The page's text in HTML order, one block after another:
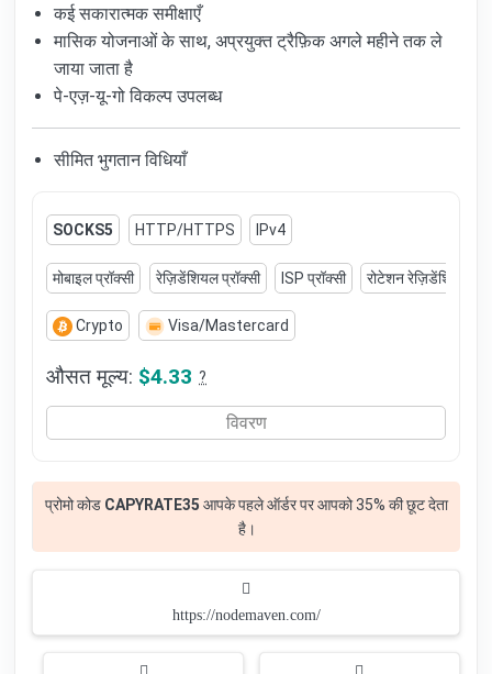
कई सकारात्मक समीक्षाएँ
मासिक योजनाओं के साथ, अप्रयुक्त ट्रैफ़िक अगले महीने तक ले
जाया जाता है
पे-एज़-यू-गो विकल्प उपलब्ध
सीमित भुगतान विधियाँ
SOCKS5 HTTP/HTTPS IPv4
मोबाइल प्रॉक्सी रेज़िडेंशियल प्रॉक्सी ISP प्रॉक्सी रोटेशन रेज़िडेंशियल
Crypto Visa/Mastercard
औसत मूल्य: $4.33 ?
विवरण
प्रोमो कोड CAPYRATE35 आपके पहले ऑर्डर पर आपको 35% की छूट देता
है।
https://nodemaven.com/